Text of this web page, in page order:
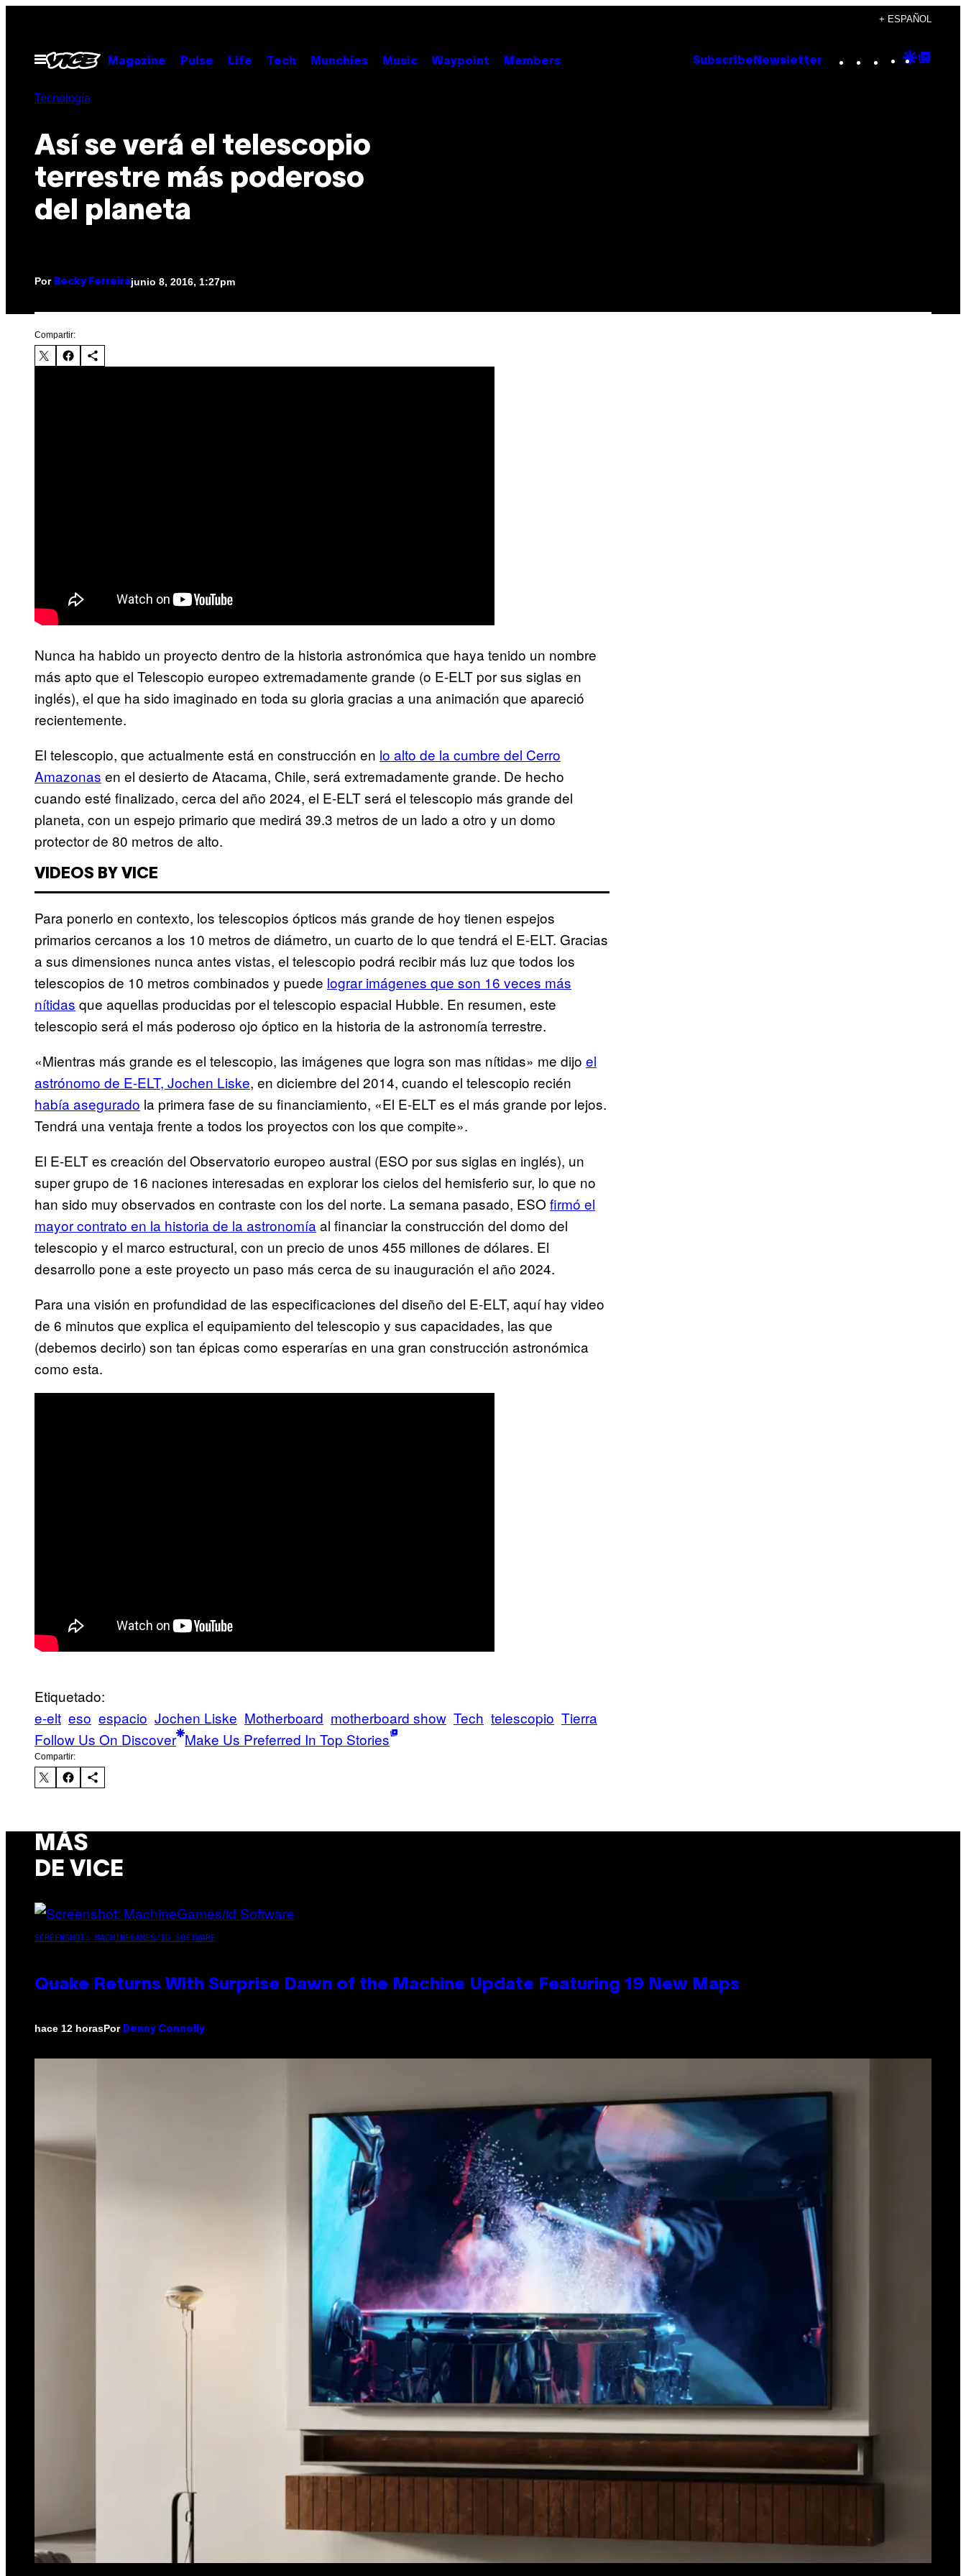
contenido
+ ESPAÑOL
Abrir
Menú
Magazine Pulse Life Tech Munchies Music Waypoint Members Subscribe Newsletter Instagram
TikTok
YouTube
Google
Tecnología
Así se verá el telescopio
terrestre más poderoso
del planeta
Por Becky Ferreirajunio 8, 2016, 1:27pm
Compartir:
Nunca ha habido un proyecto dentro de la historia astronómica que haya tenido un nombre
más apto que el Telescopio europeo extremadamente grande (o E-ELT por sus siglas en
inglés), el que ha sido imaginado en toda su gloria gracias a una animación que apareció
recientemente.
El telescopio, que actualmente está en construcción en lo alto de la cumbre del Cerro
Amazonas en el desierto de Atacama, Chile, será extremadamente grande. De hecho
cuando esté finalizado, cerca del año 2024, el E-ELT será el telescopio más grande del
planeta, con un espejo primario que medirá 39.3 metros de un lado a otro y un domo
protector de 80 metros de alto.
VIDEOS BY VICE
Para ponerlo en contexto, los telescopios ópticos más grande de hoy tienen espejos
primarios cercanos a los 10 metros de diámetro, un cuarto de lo que tendrá el E-ELT. Gracias
a sus dimensiones nunca antes vistas, el telescopio podrá recibir más luz que todos los
telescopios de 10 metros combinados y puede lograr imágenes que son 16 veces más
nítidas que aquellas producidas por el telescopio espacial Hubble. En resumen, este
telescopio será el más poderoso ojo óptico en la historia de la astronomía terrestre.
«Mientras más grande es el telescopio, las imágenes que logra son mas nítidas» me dijo el
astrónomo de E-ELT, Jochen Liske, en diciembre del 2014, cuando el telescopio recién
había asegurado la primera fase de su financiamiento, «El E-ELT es el más grande por lejos.
Tendrá una ventaja frente a todos los proyectos con los que compite».
El E-ELT es creación del Observatorio europeo austral (ESO por sus siglas en inglés), un
super grupo de 16 naciones interesadas en explorar los cielos del hemisferio sur, lo que no
han sido muy observados en contraste con los del norte. La semana pasado, ESO firmó el
mayor contrato en la historia de la astronomía al financiar la construcción del domo del
telescopio y el marco estructural, con un precio de unos 455 millones de dólares. El
desarrollo pone a este proyecto un paso más cerca de su inauguración el año 2024.
Para una visión en profundidad de las especificaciones del diseño del E-ELT, aquí hay video
de 6 minutos que explica el equipamiento del telescopio y sus capacidades, las que
(debemos decirlo) son tan épicas como esperarías en una gran construcción astronómica
como esta.
Etiquetado:
e-elt eso espacio Jochen Liske Motherboard motherboard show Tech telescopio Tierra
Follow Us On Discover Make Us Preferred In Top Stories
Compartir:
MÁS
DE VICE
SCREENSHOT: MACHINEGAMES/ID SOFTWARE
Quake Returns With Surprise Dawn of the Machine Update Featuring 19 New Maps
hace 12 horasPor Denny Connolly